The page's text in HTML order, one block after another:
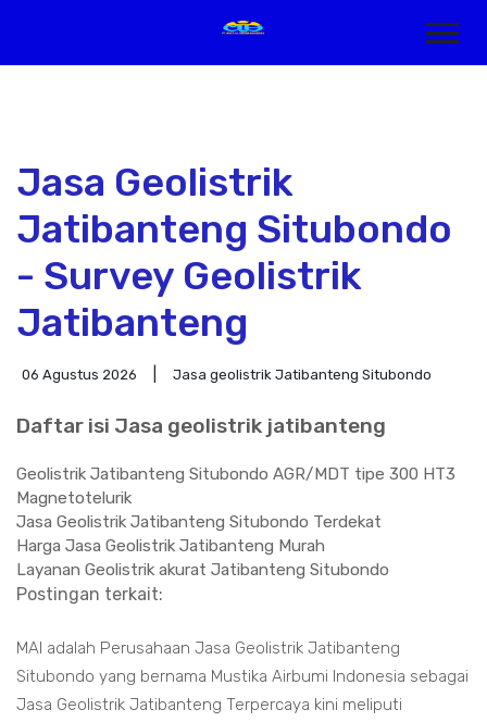
Jasa Geolistrik
Jatibanteng Situbondo
- Survey Geolistrik
Jatibanteng
06 Agustus 2026 Jasa geolistrik Jatibanteng Situbondo
Daftar isi Jasa geolistrik jatibanteng
Geolistrik Jatibanteng Situbondo AGR/MDT tipe 300 HT3
Magnetotelurik
Jasa Geolistrik Jatibanteng Situbondo Terdekat
Harga Jasa Geolistrik Jatibanteng Murah
Layanan Geolistrik akurat Jatibanteng Situbondo
Postingan terkait:
MAI adalah Perusahaan Jasa Geolistrik Jatibanteng
Situbondo yang bernama Mustika Airbumi Indonesia sebagai
Jasa Geolistrik Jatibanteng Terpercaya kini meliputi